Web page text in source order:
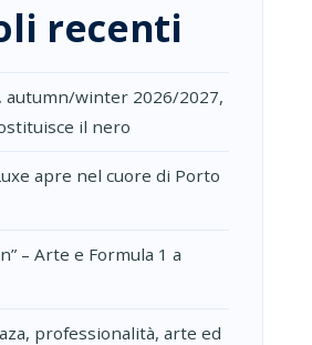
recenti
autumn/winter 2026/2027,
il nero
apre nel cuore di Porto
– Arte e Formula 1 a
professionalità, arte ed